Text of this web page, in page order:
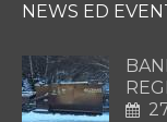
NEWS ED